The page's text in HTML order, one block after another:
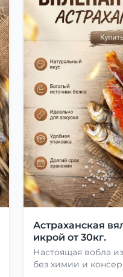
Астраханская
икрой от 30кг.
Настоящая вобла
без химии и